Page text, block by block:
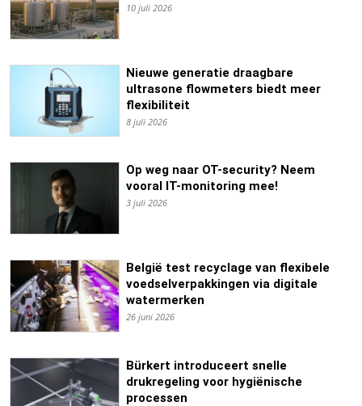
10 juli 2026
Nieuwe generatie draagbare
ultrasone flowmeters biedt meer
flexibiliteit
8 juli 2026
Op weg naar OT-security? Neem
vooral IT-monitoring mee!
3 juli 2026
België test recyclage van flexibele
voedselverpakkingen via digitale
watermerken
26 juni 2026
Bürkert introduceert snelle
drukregeling voor hygiënische
processen